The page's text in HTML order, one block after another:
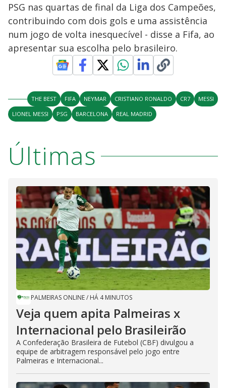
PSG nas quartas de final da Liga dos Campeões,
contribuindo com dois gols e uma assistência
num jogo de volta inesquecível - disse a Fifa, ao
apresentar sua escolha pelo brasileiro.
THE BEST FIFA NEYMAR CRISTIANO RONALDO CR7
MESSI
LIONEL MESSI
PSG BARCELONA REAL MADRID
Últimas
PALMEIRAS ONLINE/ HÁ 4 MINUTOS
Veja quem apita Palmeiras x
Internacional pelo Brasileirão
A Confederação Brasileira de Futebol (CBF) divulgou a
equipe de arbitragem responsável pelo jogo entre
Palmeiras e Internacional...